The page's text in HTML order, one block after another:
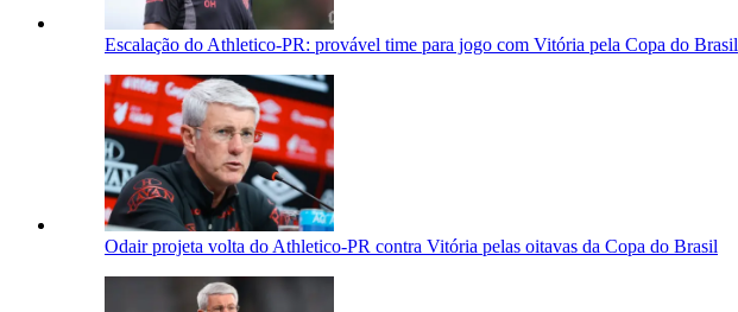
Escalação do Athletico-PR: provável time para jogo com Vitória pela Copa do Brasil
Odair projeta volta do Athletico-PR contra Vitória pelas oitavas da Copa do Brasil